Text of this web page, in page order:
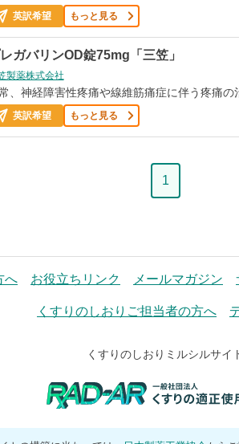
英訳希望 もっと見る
ガバリンOD錠75mg「三笠」
製薬株式会社
、神経障害性疼痛や線維筋痛症に伴う疼痛の
英訳希望 もっと見る
ペ
1
へ お役立ちリンク メールマガジン
くすりのしおりご担当者の方へ
くすりのしおりミルシルサイ